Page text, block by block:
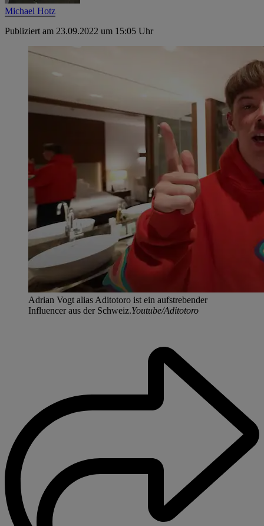
Michael Hotz
Publiziert am 23.09.2022 um 15:05 Uhr
Adrian Vogt alias Aditotoro ist ein aufstrebender
Influencer aus der Schweiz.Youtube/Aditotoro